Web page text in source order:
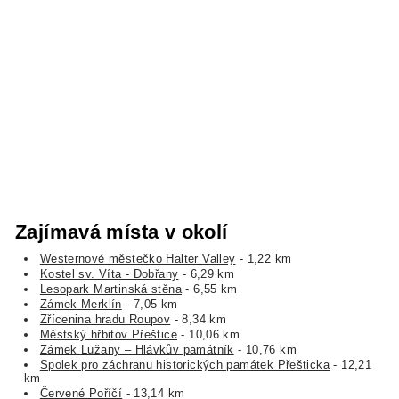
Zajímavá místa v okolí
Westernové městečko Halter Valley - 1,22 km
Kostel sv. Víta - Dobřany - 6,29 km
Lesopark Martinská stěna - 6,55 km
Zámek Merklín - 7,05 km
Zřícenina hradu Roupov - 8,34 km
Městský hřbitov Přeštice - 10,06 km
Zámek Lužany – Hlávkův památník - 10,76 km
Spolek pro záchranu historických památek Přešticka - 12,21
km
Červené Poříčí - 13,14 km